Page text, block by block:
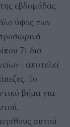
εβδομάδας.
ύψος των
71 δισ.
- αποτελεί
Το
βήμα για
αυτού